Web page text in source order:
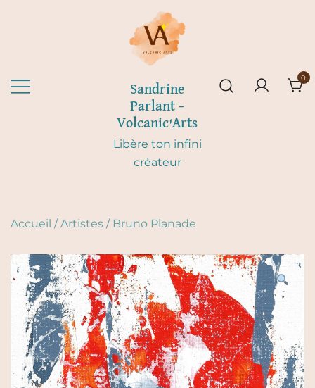
Sandrine
Parlant –
Volcanic'Arts
Libère ton infini
créateur
0
Accueil /Artistes / Bruno Planade